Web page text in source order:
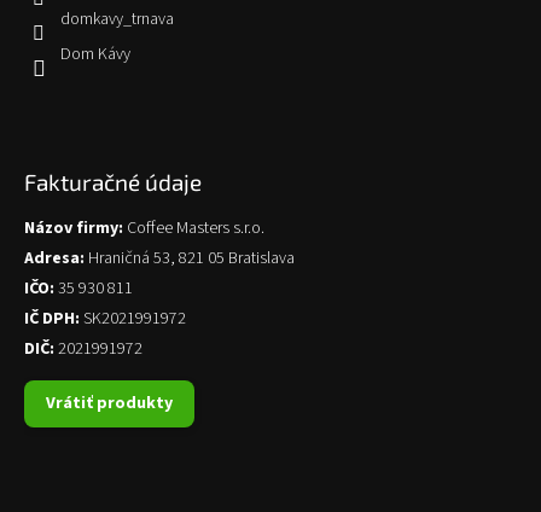
domkavy_trnava
Dom Kávy
Fakturačné údaje
Názov firmy: Coffee Masters s.r.o.
Adresa: Hraničná 53, 821 05 Bratislava
IČO: 35 930 811
IČ DPH: SK2021991972
DIČ: 2021991972
Vrátiť produkty